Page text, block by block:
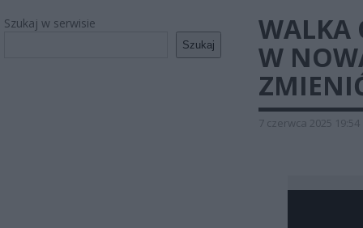
Szukaj w serwisie
Szukaj
WALKA
W
7 czerwca 2025 19:54